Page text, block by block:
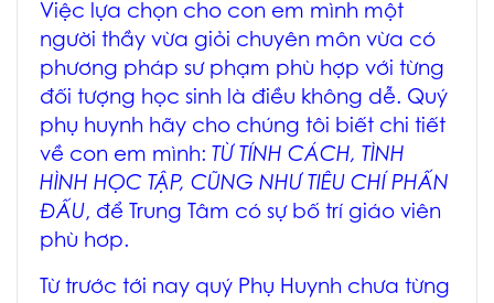
Việc lựa chọn cho con em mình một
người thầy vừa giỏi chuyên môn vừa có
phương pháp sư phạm phù hợp với từng
đối tượng học sinh là điều không dễ. Quý
phụ huynh hãy cho chúng tôi biết chi tiết
về con em mình: TỪ TÍNH CÁCH, TÌNH
HÌNH HỌC TẬP, CŨNG NHƯ TIÊU CHÍ PHẤN
ĐẤU, để Trung Tâm có sự bố trí giáo viên
phù hơp.
Từ trước tới nay quý Phụ Huynh chưa từng